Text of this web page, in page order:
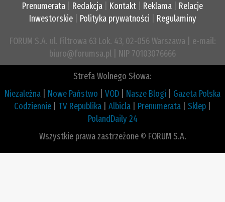
Prenumerata Redakcja Kontakt Reklama
Relacje
Inwestorskie| Polityka prywatności Regulaminy
FORUM S.A. ul. Filtrowa 63 Lok. 43, 02-056 Warszawa | e-mail:
biuro@forumsa.pl | NIP 70103076666
Strefa Wolnego Słowa:
Niezależna
Nowe Państwo VOD Nasze Blogi
Gazeta Polska
Codziennie
TV Republika Albicla Prenumerata Sklep
PolandDaily 24
Wszystkie prawa zastrzeżone © FORUM S.A.